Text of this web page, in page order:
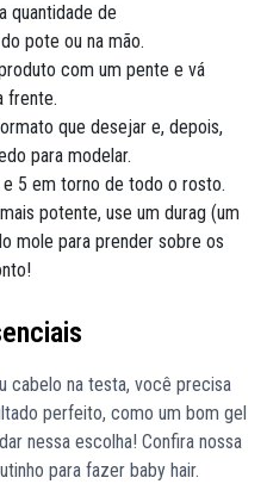
quantidade de
pote ou na mão.
com um pente e vá
frente.
que desejar e, depois,
para modelar.
5 em torno de todo o rosto.
potente, use um durag (um
mole para prender sobre os
cabelo na testa, você precisa
perfeito, como um bom gel
nessa escolha! Confira nossa
para fazer baby hair.